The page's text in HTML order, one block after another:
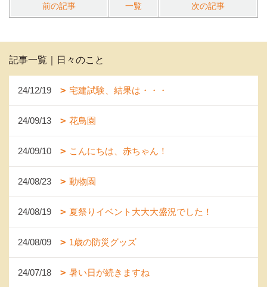
前の記事 一覧 次の記事
記事一覧｜日々のこと
24/12/19 宅建試験、結果は・・・
24/09/13 花鳥園
24/09/10 こんにちは、赤ちゃん！
24/08/23 動物園
24/08/19 夏祭りイベント大大大盛況でした！
24/08/09 1歳の防災グッズ
24/07/18 暑い日が続きますね